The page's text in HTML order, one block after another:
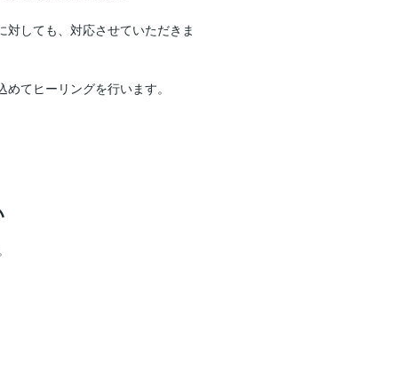
しても、対応させていただきま
てヒーリングを行います。